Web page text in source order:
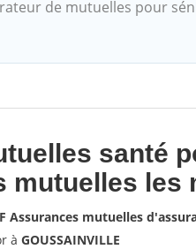
de mutuelles pour
santé
mutuelles les
Assurances mutuelles
à GOUSSAINVILLE